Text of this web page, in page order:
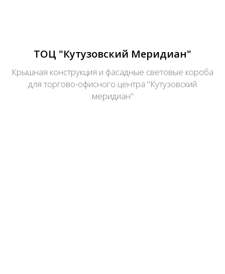
ТОЦ "Кутузовский Меридиан"
Крышная конструкция и фасадные световые короба
для торгово-офисного центра "Кутузовский
меридиан"